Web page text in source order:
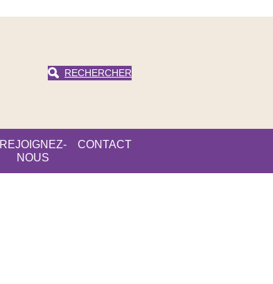
RECHERCHER
REJOIGNEZ-
NOUS
CONTACT